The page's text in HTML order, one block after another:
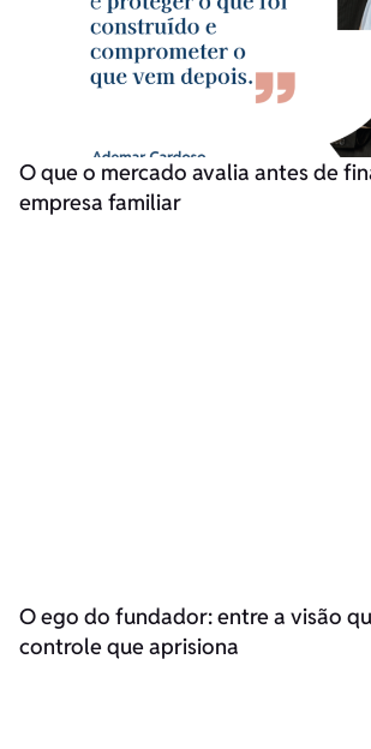
O que o mercado avalia antes de
empresa familiar
O ego do fundador: entre a visão
controle que aprisiona